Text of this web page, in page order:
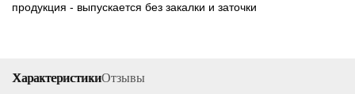
продукция - выпускается без закалки и заточки
ХарактеристикиОтзывы